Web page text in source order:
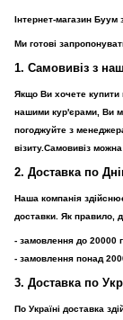
Інтернет-магазин Буум
Ми готові
1. Самовивіз з
Якщо Ви хочете купити
нашими кур'єрами, Ви
погоджуйте з
візиту.Самовивіз
2. Доставка по
Наша компанія
доставки. Як правило,
- замовлення до 20000
- замовлення понад
3. Доставка по
По Україні доставка